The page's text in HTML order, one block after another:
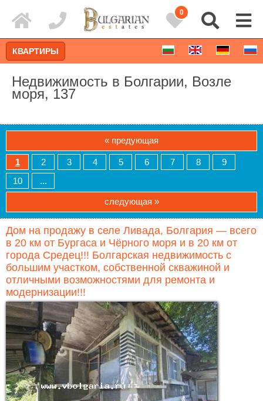
0
Расширенный поиск
КВАРТИРЫ
Недвижимость в Болгарии, Возле
моря, 137
« предующая
1 2 3 4 5 6 7 8
9
10
...
следующая »
Дом на продажу в селе Ливада, Болгария — всего
в 20 км от Бургаса и Чёрного моря и в 20 км от
города Средец!!! Болгарская недвижимость с
большим участком, собственной скважиной и
отличными возможностями для ремонта и
модернизации!!!